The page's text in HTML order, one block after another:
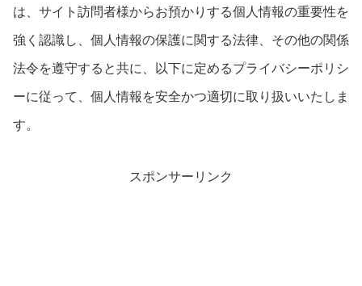
は、サイト訪問者様からお預かりする個人情報の重要性を
強く認識し、個人情報の保護に関する法律、その他の関係
法令を遵守すると共に、以下に定めるプライバシーポリシ
ーに従って、個人情報を安全かつ適切に取り扱いいたしま
す。
スポンサーリンク